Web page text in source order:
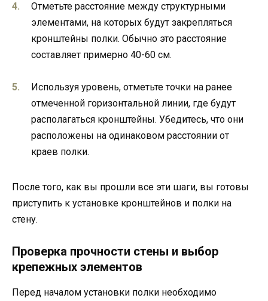
Отметьте расстояние между структурными
элементами, на которых будут закрепляться
кронштейны полки. Обычно это расстояние
составляет примерно 40-60 см.
Используя уровень, отметьте точки на ранее
отмеченной горизонтальной линии, где будут
располагаться кронштейны. Убедитесь, что они
расположены на одинаковом расстоянии от
краев полки.
После того, как вы прошли все эти шаги, вы готовы
приступить к установке кронштейнов и полки на
стену.
Проверка прочности стены и выбор
крепежных элементов
Перед началом установки полки необходимо